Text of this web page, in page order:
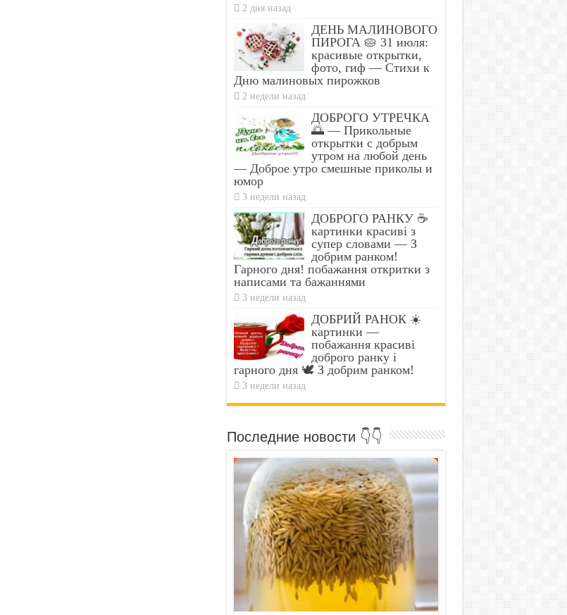
2 дня назад
ДЕНЬ МАЛИНОВОГО
ПИРОГА 🥧 31 июля:
красивые открытки,
фото, гиф — Стихи к
Дню малиновых пирожков
2 недели назад
ДОБРОГО УТРЕЧКА
🌅 — Прикольные
открытки с добрым
утром на любой день
— Доброе утро смешные приколы и
юмор
3 недели назад
ДОБРОГО РАНКУ ☕
картинки красиві з
супер словами — З
добрим ранком!
Гарного дня! побажання откритки з
написами та бажаннями
3 недели назад
ДОБРИЙ РАНОК ☀️
картинки —
побажання красиві
доброго ранку і
гарного дня 🕊️ З добрим ранком!
3 недели назад
Последние новости 👇👇